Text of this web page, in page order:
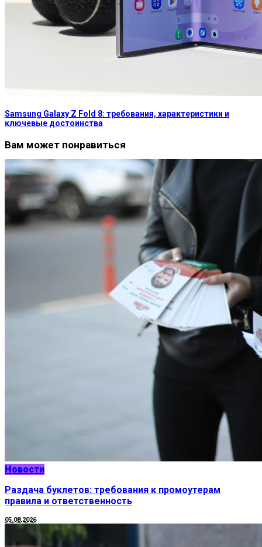
Samsung Galaxy Z Fold 8: требования, характеристики и
ключевые достоинства
Вам может понравиться
Новости
Раздача буклетов: требования к промоутерам
правила и ответственность
05.08.2026